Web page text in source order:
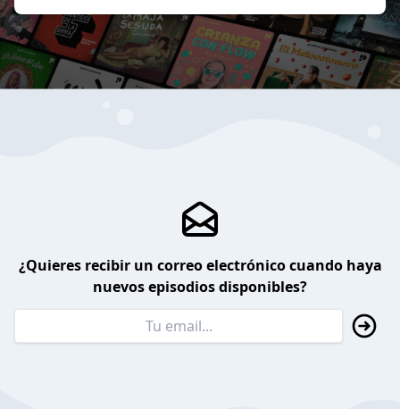
¿Quieres recibir un correo electrónico cuando haya
nuevos episodios disponibles?